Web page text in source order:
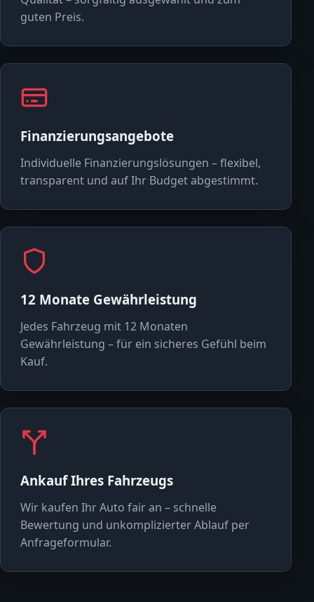
guten Preis.
Finanzierungsangebote
Individuelle Finanzierungslösungen – flexibel,
transparent und auf Ihr Budget abgestimmt.
12 Monate Gewährleistung
Jedes Fahrzeug mit 12 Monaten
Gewährleistung – für ein sicheres Gefühl beim
Kauf.
Ankauf Ihres Fahrzeugs
Wir kaufen Ihr Auto fair an – schnelle
Bewertung und unkomplizierter Ablauf per
Anfrageformular.